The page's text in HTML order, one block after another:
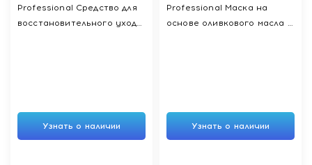
Professional Средство для
восстановительного ухода
Узнать о наличии
Professional Маска на
основе оливкового масла и
Узнать о наличии